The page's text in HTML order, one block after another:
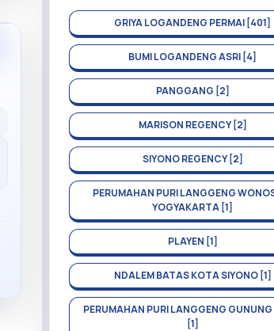
GRIYA LOGANDENG PERMAI [401]
BUMI LOGANDENG ASRI [4]
PANGGANG [2]
MARISON REGENCY [2]
SIYONO REGENCY [2]
PERUMAHAN PURI LANGGENG
YOGYAKARTA [1]
PLAYEN [1]
NDALEM BATAS KOTA SIYONO [1]
PERUMAHAN PURI LANGGENG
[1]